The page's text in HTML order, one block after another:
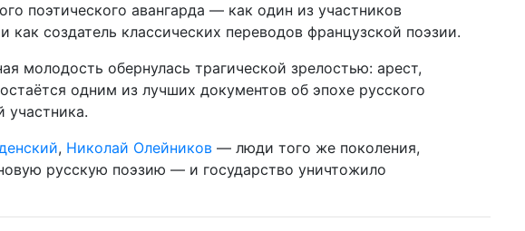
поэтического авангарда — как один из участников
создатель классических переводов французской поэзии.
молодость обернулась трагической зрелостью: арест,
одним из лучших документов об эпохе русского
, Николай Олейников — люди того же поколения,
русскую поэзию — и государство уничтожило